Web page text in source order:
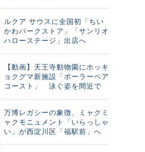
ルクア サウスに全国初「ちい
かわパークストア」「サンリオ
ハローステージ」出店へ
【動画】天王寺動物園にホッキ
ョクグマ新施設「ポーラーベア
コースト」 泳ぐ姿を間近で
万博レガシーの象徴、ミャクミ
ャクモニュメント「いらっしゃ
い」が西淀川区「福駅前」へ